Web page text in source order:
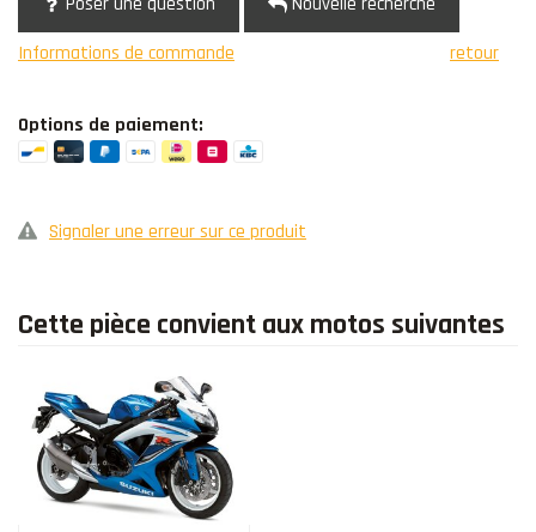
Informations de commande
retour
Options de paiement:
Signaler une erreur sur ce produit
Cette pièce convient aux motos suivantes